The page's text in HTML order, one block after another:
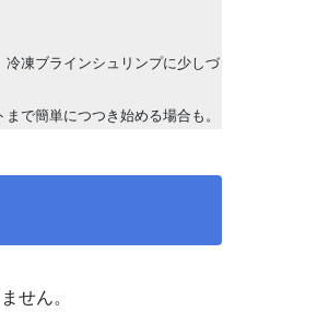
冷凍ブラインシュリンプに少しづ
で簡単につつき始める場合も。
せん。